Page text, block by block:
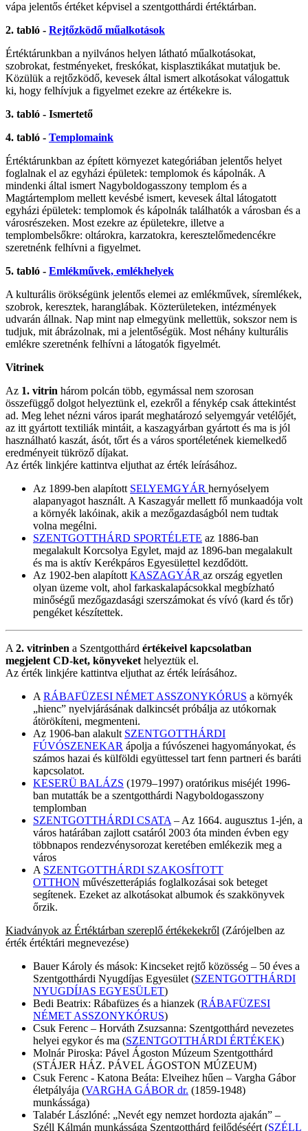
vápa jelentős értéket képvisel a szentgotthárdi értéktárban.
2. tabló - Rejtőzködő műalkotások
Értéktárunkban a nyilvános helyen látható műalkotásokat,
szobrokat, festményeket, freskókat, kisplasztikákat mutatjuk be.
Közülük a rejtőzködő, kevesek által ismert alkotásokat válogattuk
ki, hogy felhívjuk a figyelmet ezekre az értékekre is.
3. tabló - Ismertető
4. tabló - Templomaink
Értéktárunkban az épített környezet kategóriában jelentős helyet
foglalnak el az egyházi épületek: templomok és kápolnák. A
mindenki által ismert Nagyboldogasszony templom és a
Magtártemplom mellett kevésbé ismert, kevesek által látogatott
egyházi épületek: templomok és kápolnák találhatók a városban és a
városrészeken. Most ezekre az épületekre, illetve a
templombelsőkre: oltárokra, karzatokra, keresztelőmedencékre
szeretnénk felhívni a figyelmet.
5. tabló - Emlékművek, emlékhelyek
A kulturális örökségünk jelentős elemei az emlékművek, síremlékek,
szobrok, keresztek, haranglábak. Közterületeken, intézmények
udvarán állnak. Nap mint nap elmegyünk mellettük, sokszor nem is
tudjuk, mit ábrázolnak, mi a jelentőségük. Most néhány kulturális
emlékre szeretnénk felhívni a látogatók figyelmét.
Vitrinek
Az 1. vitrin három polcán több, egymással nem szorosan
összefüggő dolgot helyeztünk el, ezekről a fénykép csak áttekintést
ad. Meg lehet nézni város iparát meghatározó selyemgyár vetélőjét,
az itt gyártott textiliák mintáit, a kaszagyárban gyártott és ma is jól
használható kaszát, ásót, tőrt és a város sportéletének kiemelkedő
eredményeit tükröző díjakat.
Az érték linkjére kattintva eljuthat az érték leírásához.
Az 1899-ben alapított SELYEMGYÁR hernyóselyem
alapanyagot használt. A Kaszagyár mellett fő munkaadója volt
a környék lakóinak, akik a mezőgazdaságból nem tudtak
volna megélni.
SZENTGOTTHÁRD SPORTÉLETE az 1886-ban
megalakult Korcsolya Egylet, majd az 1896-ban megalakult
és ma is aktív Kerékpáros Egyesülettel kezdődött.
Az 1902-ben alapított KASZAGYÁR az ország egyetlen
olyan üzeme volt, ahol farkaskalapácsokkal megbízható
minőségű mezőgazdasági szerszámokat és vívó (kard és tőr)
pengéket készítettek.
A 2. vitrinben a Szentgotthárd értékeivel kapcsolatban
megjelent CD-ket, könyveket helyeztük el.
Az érték linkjére kattintva eljuthat az érték leírásához.
A RÁBAFÜZESI NÉMET ASSZONYKÓRUS a környék
„hienc” nyelvjárásának dalkincsét próbálja az utókornak
átörökíteni, megmenteni.
Az 1906-ban alakult SZENTGOTTHÁRDI
FÚVÓSZENEKAR ápolja a fúvószenei hagyományokat, és
számos hazai és külföldi együttessel tart fenn partneri és baráti
kapcsolatot.
KESERÜ BALÁZS (1979–1997) oratórikus miséjét 1996-
ban mutatták be a szentgotthárdi Nagyboldogasszony
templomban
SZENTGOTTHÁRDI CSATA – Az 1664. augusztus 1-jén, a
város határában zajlott csatáról 2003 óta minden évben egy
többnapos rendezvénysorozat keretében emlékezik meg a
város
A SZENTGOTTHÁRDI SZAKOSÍTOTT
OTTHON művészetterápiás foglalkozásai sok beteget
segítenek. Ezeket az alkotásokat albumok és szakkönyvek
őrzik.
Kiadványok az Értéktárban szereplő értékekekről (Zárójelben az
érték értéktári megnevezése)
Bauer Károly és mások: Kincseket rejtő közösség – 50 éves a
Szentgotthárdi Nyugdíjas Egyesület (SZENTGOTTHÁRDI
NYUGDÍJAS EGYESÜLET)
Bedi Beatrix: Rábafüzes és a hianzek (RÁBAFÜZESI
NÉMET ASSZONYKÓRUS)
Csuk Ferenc – Horváth Zsuzsanna: Szentgotthárd nevezetes
helyei egykor és ma (SZENTGOTTHÁRDI ÉRTÉKEK)
Molnár Piroska: Pável Ágoston Múzeum Szentgotthárd
(STÁJER HÁZ. PÁVEL ÁGOSTON MÚZEUM)
Csuk Ferenc - Katona Beáta: Elveihez hűen – Vargha Gábor
életpályája (VARGHA GÁBOR dr. (1859-1948)
munkássága)
Talabér Lászlóné: „Nevét egy nemzet hordozta ajakán” –
Széll Kálmán munkássága Szentgotthárd fejlődéséért (SZÉLL